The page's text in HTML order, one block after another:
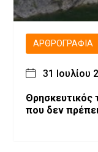
ΑΡΘΡΟΓΡΑΦΊΑ
31 Ιουλίου
Θρησκευτικός
που δεν